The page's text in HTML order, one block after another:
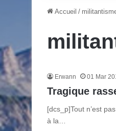
Accueil /
Erwann 01 Mar
Tragique
[dcs_p]Tout n’est
à la…